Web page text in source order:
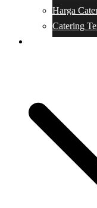
Harga
Catering